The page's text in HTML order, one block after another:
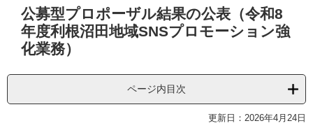
公募型プロポーザル結果の公表（令和8
年度利根沼田地域SNSプロモーション強
化業務）
ページ内目次
更新日：2026年4月24日